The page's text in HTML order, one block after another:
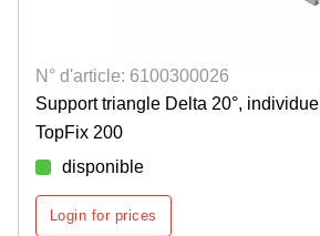
N° d'article: 6100300026
Support triangle Delta 20°, individuel
TopFix 200
disponible
Login for prices